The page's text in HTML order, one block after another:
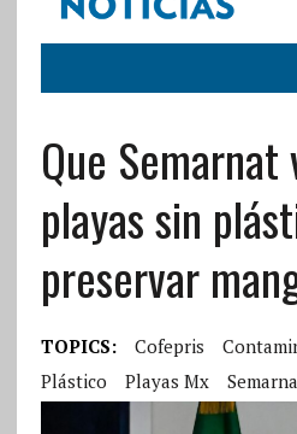
Que Semarnat
playas sin
preservar
TOPICS: Cofepris
Plástico
Playas Mx